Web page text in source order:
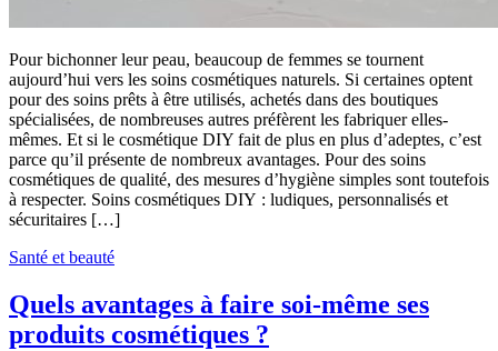
Pour bichonner leur peau, beaucoup de femmes se tournent
aujourd’hui vers les soins cosmétiques naturels. Si certaines optent
pour des soins prêts à être utilisés, achetés dans des boutiques
spécialisées, de nombreuses autres préfèrent les fabriquer elles-
mêmes. Et si le cosmétique DIY fait de plus en plus d’adeptes, c’est
parce qu’il présente de nombreux avantages. Pour des soins
cosmétiques de qualité, des mesures d’hygiène simples sont toutefois
à respecter. Soins cosmétiques DIY : ludiques, personnalisés et
sécuritaires […]
Santé et beauté
Quels avantages à faire soi-même ses
produits cosmétiques ?